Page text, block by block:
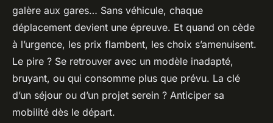
galère aux gares… Sans véhicule, chaque
déplacement devient une épreuve. Et quand on cède
à l’urgence, les prix flambent, les choix s’amenuisent.
Le pire ? Se retrouver avec un modèle inadapté,
bruyant, ou qui consomme plus que prévu. La clé
d’un séjour ou d’un projet serein ? Anticiper sa
mobilité dès le départ.